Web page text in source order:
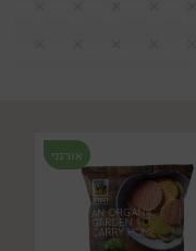
אורגני